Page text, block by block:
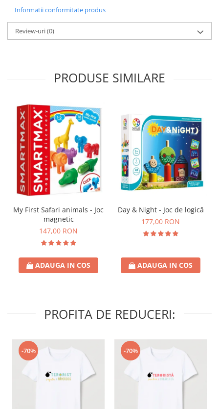
Informatii conformitate produs
Review-uri(0)
PRODUSE SIMILARE
My First Safari animals - Joc
magnetic
147,00 RON
ADAUGA IN COS
Day & Night - Joc de logică
177,00 RON
ADAUGA IN COS
PROFITA DE REDUCERI:
-70% -70%